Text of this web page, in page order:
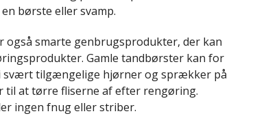
børste eller svamp.
også smarte genbrugsprodukter, der kan
Gamle tandbørster kan for
svært tilgængelige hjørner og sprækker på
til at tørre fliserne af efter rengøring.
ingen fnug eller striber.